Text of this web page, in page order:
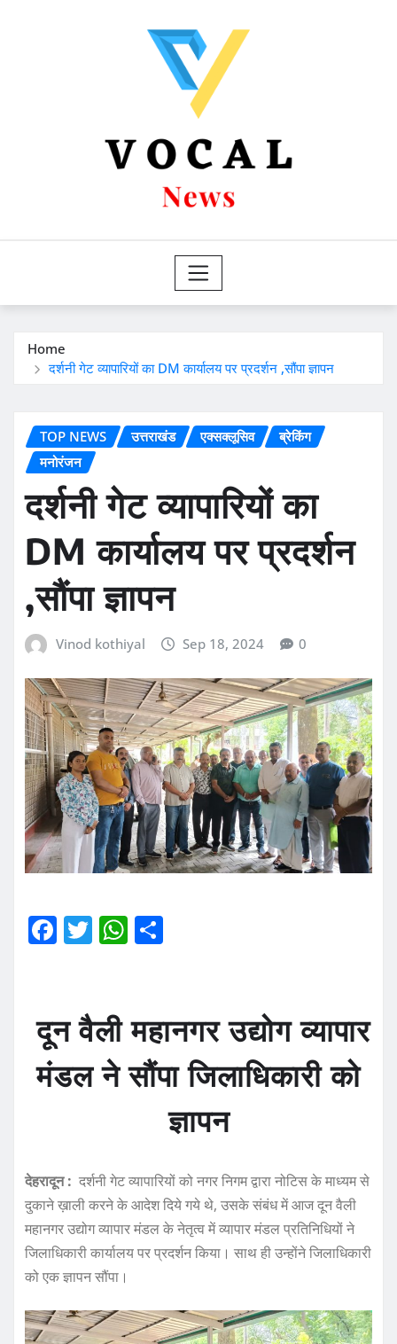
Home
दर्शनी गेट व्यापारियों का DM कार्यालय पर प्रदर्शन ,सौंपा ज्ञापन
TOP NEWS उत्तराखंड एक्सक्लूसिव
ब्रेकिंग
मनोरंजन
दर्शनी गेट व्यापारियों का
DM कार्यालय पर प्रदर्शन
,सौंपा ज्ञापन
Vinod kothiyal Sep 18, 2024 0
F
e
b
o
o
T
te
r
W
s
A
p
p
re
दून वैली महानगर उद्योग व्यापार
मंडल ने सौंपा जिलाधिकारी को
ज्ञापन
देहरादून : दर्शनी गेट व्यापारियों को नगर निगम द्वारा नोटिस के माध्यम से
दुकाने ख़ाली करने के आदेश दिये गये थे, उसके संबंध में आज दून वैली
महानगर उद्योग व्यापार मंडल के नेतृत्व में व्यापार मंडल प्रतिनिधियों ने
जिलाधिकारी कार्यालय पर प्रदर्शन किया। साथ ही उन्होंने जिलाधिकारी
को एक ज्ञापन सौंपा।